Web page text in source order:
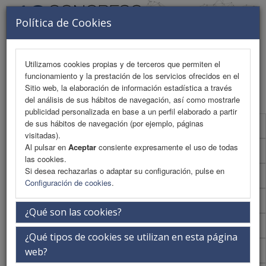
Política de Cookies
Utilizamos cookies propias y de terceros que permiten el
funcionamiento y la prestación de los servicios ofrecidos en el
Sitio web, la elaboración de información estadística a través
del análisis de sus hábitos de navegación, así como mostrarle
publicidad personalizada en base a un perfil elaborado a partir
de sus hábitos de navegación (por ejemplo, páginas
visitadas).
Al pulsar en Aceptar consiente expresamente el uso de todas
las cookies.
Si desea rechazarlas o adaptar su configuración, pulse en
Configuración de cookies.
¿Qué son las cookies?
¿Qué tipos de cookies se utilizan en esta página
web?
MENU
Programa Científico
Programa Científico (PDF)
Cronograma Programa Científico
Normativa comunicaciones
Normativa comunicaciones (PDF)
Envío de comunicaciones